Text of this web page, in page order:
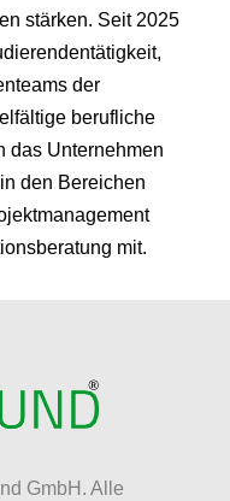
stärken. Seit 2025
der
berufliche
das Unternehmen
den Bereichen
mit.
GmbH. Alle